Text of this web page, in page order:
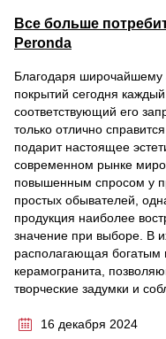
Все больше
Peronda
Благодаря широчайшему
покрытий сегодня
соответствующий его
только отлично
подарит настоящее
современном рынке
повышенным спросом у
простых обывателей,
продукция наиболее
значение при выборе. В
располагающая
керамогранита,
творческие задумки и
16 декабря 2024